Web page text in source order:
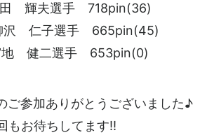
輝夫選手 718pin(36)
沢 仁子選手 665pin(45)
健二選手 653pin(0)
ご参加ありがとうございました♪
もお待ちしてます!!